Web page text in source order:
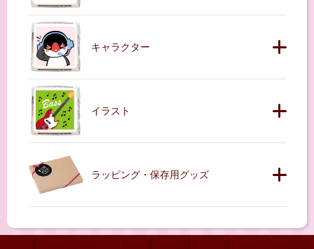
キャラクター
イラスト
ラッピング・保存用グッズ